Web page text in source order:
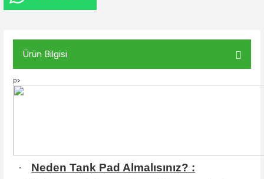
Ürün Bilgisi
p>
· Neden Tank Pad Almalısınız? :